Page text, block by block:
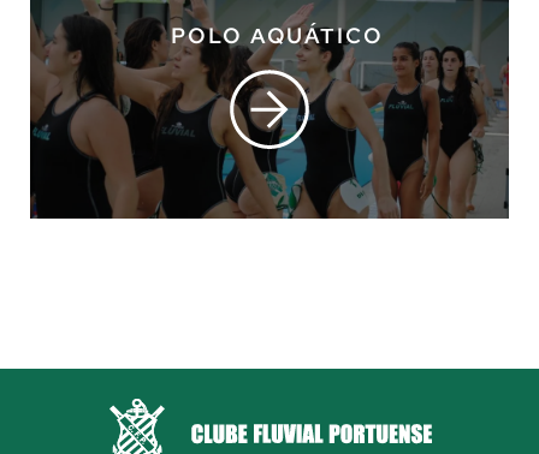
POLO AQUÁTICO